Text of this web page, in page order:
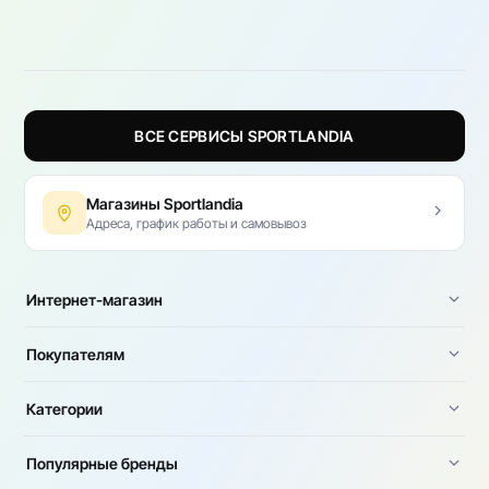
ВСЕ СЕРВИСЫ SPORTLANDIA
Магазины Sportlandia
Адреса, график работы и самовывоз
Интернет-магазин
Покупателям
Категории
Популярные бренды